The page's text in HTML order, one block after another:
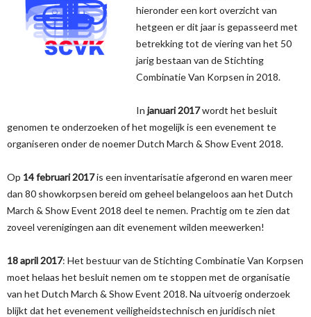
hieronder een kort overzicht van
hetgeen er dit jaar is gepasseerd met
betrekking tot de viering van het 50
jarig bestaan van de Stichting
Combinatie Van Korpsen in 2018.
Injanuari 2017wordt het besluit
genomen te onderzoeken of het mogelijk is een evenement te
organiseren onder de noemer Dutch March & Show Event 2018.
Op 14 februari 2017is een inventarisatie afgerond en waren meer
dan 80 showkorpsen bereid om geheel belangeloos aan het Dutch
March & Show Event 2018 deel te nemen. Prachtig om te zien dat
zoveel verenigingen aan dit evenement wilden meewerken!
18 april 2017: Het bestuur van de Stichting Combinatie Van Korpsen
moet helaas het besluit nemen om te stoppen met de organisatie
van het Dutch March & Show Event 2018. Na uitvoerig onderzoek
blijkt dat het evenement veiligheidstechnisch en juridisch niet